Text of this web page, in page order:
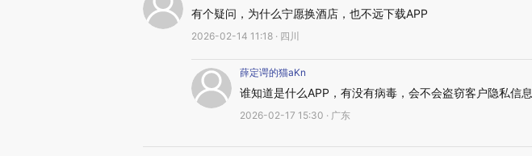
有个疑问，为什么宁愿换酒店，也不远下载APP
2026-02-14 11:18 · 四川
薛定谔的猫aKn
谁知道是什么APP，有没有病毒，会不会盗窃客户隐私信息
2026-02-17 15:30 · 广东